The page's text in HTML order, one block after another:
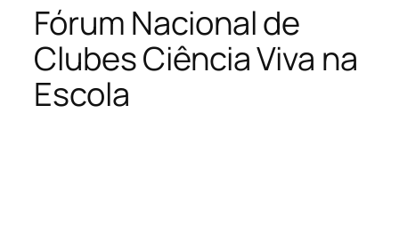
Fórum Nacional de
Clubes Ciência Viva na
Escola